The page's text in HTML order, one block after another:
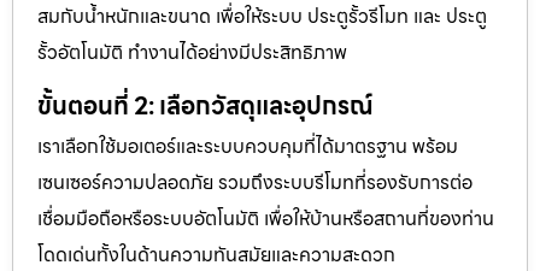
สมกับน้ำหนักและขนาด เพื่อให้ระบบ ประตูรั้วรีโมท และ ประตู
รั้วอัตโนมัติ ทำงานได้อย่างมีประสิทธิภาพ
ขั้นตอนที่ 2: เลือกวัสดุและอุปกรณ์
เราเลือกใช้มอเตอร์และระบบควบคุมที่ได้มาตรฐาน พร้อม
เซนเซอร์ความปลอดภัย รวมถึงระบบรีโมทที่รองรับการต่อ
เชื่อมมือถือหรือระบบอัตโนมัติ เพื่อให้บ้านหรือสถานที่ของท่าน
โดดเด่นทั้งในด้านความทันสมัยและความสะดวก